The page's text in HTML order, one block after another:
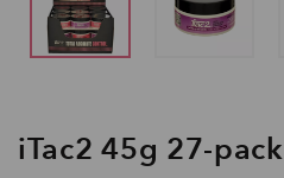
iTac2 45g 27-pack